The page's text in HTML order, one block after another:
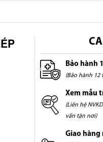
Bảo hành
(Bảo hành 12
Xem mẫu
(Liên hệ
vấn tận nơi)
Giao